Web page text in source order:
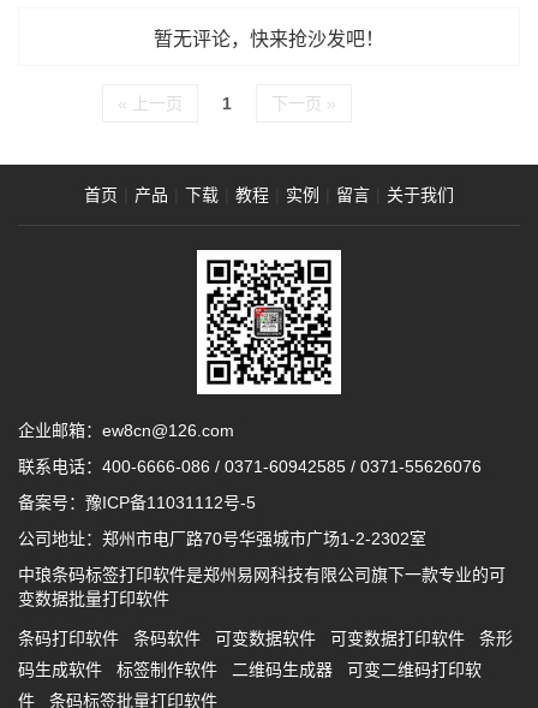
暂无评论，快来抢沙发吧！
« 上一页 1 下一页 »
首页 产品 下载 教程 实例 留言 关于我们
企业邮箱：ew8cn@126.com
联系电话： 400-6666-086 / 0371-60942585 / 0371-55626076
备案号： 豫ICP备11031112号-5
公司地址：郑州市电厂路70号华强城市广场1-2-2302室
中琅条码标签打印软件是郑州易网科技有限公司旗下一款专业的可
变数据批量打印软件
条码打印软件 条码软件 可变数据软件 可变数据打印软件
条形
码生成软件
标签制作软件 二维码生成器
可变二维码打印软
件
条码标签批量打印软件